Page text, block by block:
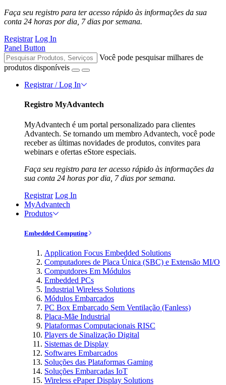
Faça seu registro para ter acesso rápido às informações da sua
conta 24 horas por dia, 7 dias por semana.
Registrar Log In
Panel Button
Você pode pesquisar milhares de
produtos disponíveis
Registrar / Log In
Registro MyAdvantech
MyAdvantech é um portal personalizado para clientes
Advantech. Se tornando um membro Advantech, você pode
receber as últimas novidades de produtos, convites para
webinars e ofertas eStore especiais.
Faça seu registro para ter acesso rápido às informações da
sua conta 24 horas por dia, 7 dias por semana.
Registrar Log In
MyAdvantech
Produtos
Embedded Computing
Application Focus Embedded Solutions
Computadores de Placa Única (SBC) e Extensão MI/O
Computdores Em Módulos
Embedded PCs
Industrial Wireless Solutions
Módulos Embarcados
PC Box Embarcado Sem Ventilação (Fanless)
Placa-Mãe Industrial
Plataformas Computacionais RISC
Players de Sinalização Digital
Sistemas de Display
Softwares Embarcados
Soluções das Plataformas Gaming
Soluções Embarcadas IoT
Wireless ePaper Display Solutions